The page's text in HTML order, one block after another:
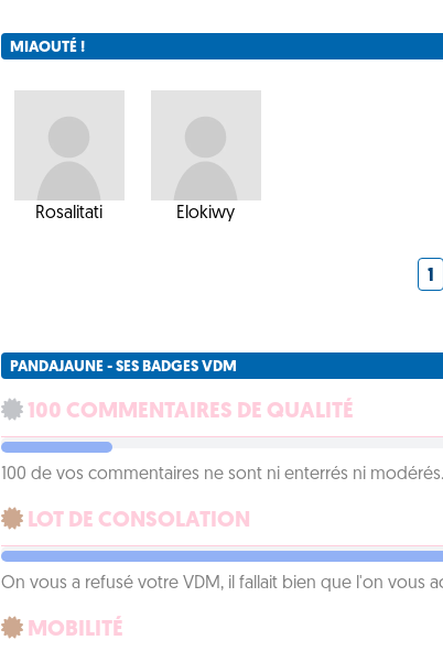
MIAOUTÉ !
Rosalitati Elokiwy
1
PANDAJAUNE - SES BADGES VDM
100 COMMENTAIRES DE QUALITÉ
100 de vos commentaires ne sont ni enterrés ni
LOT DE CONSOLATION
On vous a refusé votre VDM, il fallait bien que l'on vous
MOBILITÉ